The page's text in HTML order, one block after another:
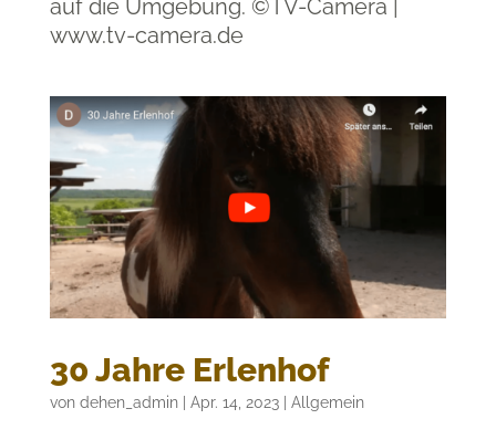
auf die Umgebung. ©TV-Camera |
www.tv-camera.de
30 Jahre Erlenhof
von dehen_admin| Apr. 14, 2023| Allgemein